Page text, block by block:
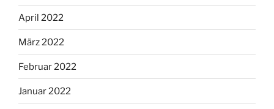
April 2022
März 2022
Februar 2022
Januar 2022